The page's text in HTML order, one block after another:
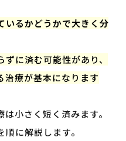
いるかどうかで大きく分
に済む可能性があり、
治療が基本になります
小さく短く済みます。
に解説します。